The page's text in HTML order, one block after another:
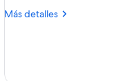
Más detalles
Más